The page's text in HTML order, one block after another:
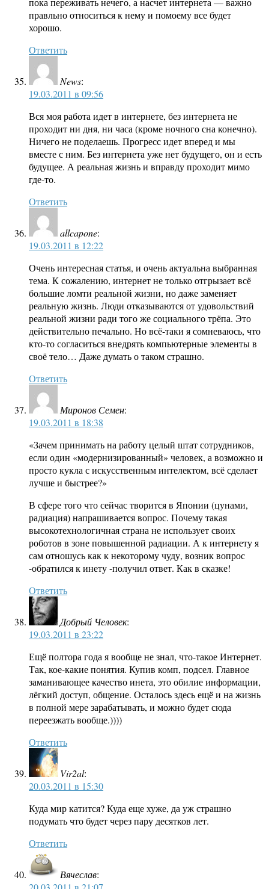
правльно относиться к нему и помоему все будет
хорошо.
Ответить
News:
19.03.2011 в 09:56
Вся моя работа идет в интернете, без интернета не
проходит ни дня, ни часа (кроме ночного сна конечно).
Ничего не поделаешь. Прогресс идет вперед и мы
вместе с ним. Без интернета уже нет будущего, он и есть
будущее. А реальная жизнь и вправду проходит мимо
где-то.
Ответить
allcapone:
19.03.2011 в 12:22
Очень интересная статья, и очень актуальна выбранная
тема. К сожалению, интернет не только отгрызает всё
большие ломти реальной жизни, но даже заменяет
реальную жизнь. Люди отказываются от удовольствий
реальной жизни ради того же социального трёпа. Это
действительно печально. Но всё-таки я сомневаюсь, что
кто-то согласиться внедрять компьютерные элементы в
своё тело… Даже думать о таком страшно.
Ответить
Миронов Семен:
19.03.2011 в 18:38
«Зачем принимать на работу целый штат сотрудников,
если один «модернизированный» человек, а возможно и
просто кукла с искусственным интелектом, всё сделает
лучше и быстрее?»
В сфере того что сейчас творится в Японии (цунами,
радиация) напрашивается вопрос. Почему такая
высокотехнологичная страна не использует своих
роботов в зоне повышенной радиации. А к интернету я
сам отношусь как к некоторому чуду, возник вопрос
-обратился к инету -получил ответ. Как в сказке!
Ответить
Добрый Человек:
19.03.2011 в 23:22
Ещё полтора года я вообще не знал, что-такое Интернет.
Так, кое-какие понятия. Купив комп, подсел. Главное
заманивающее качество инета, это обилие информации,
лёгкий доступ, общение. Осталось здесь ещё и на жизнь
в полной мере зарабатывать, и можно будет сюда
переезжать вообще.))))
Ответить
Vir2al:
20.03.2011 в 15:30
Куда мир катится? Куда еще хуже, да уж страшно
подумать что будет через пару десятков лет.
Ответить
Вячеслав: